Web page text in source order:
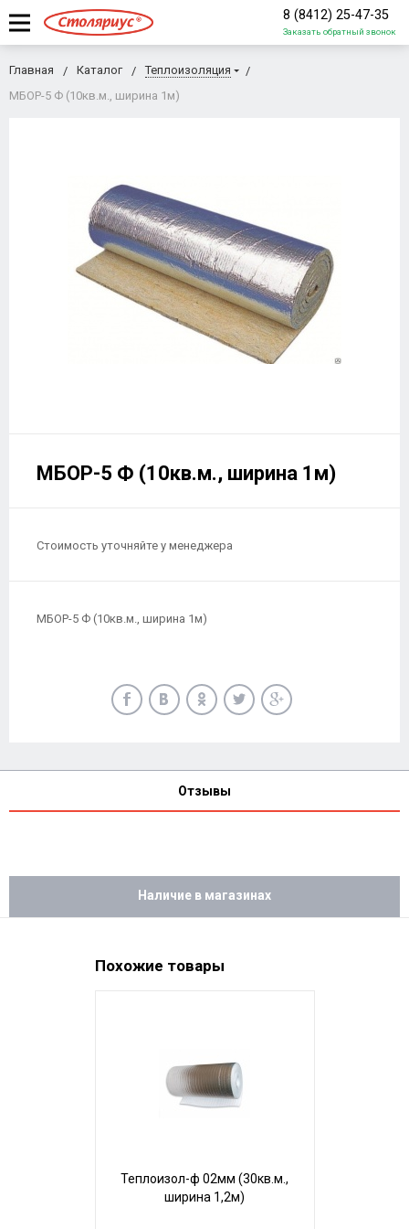
8 (8412) 25-47-35
Заказать обратный звонок
Главная Каталог
Теплоизоляция
МБОР-5 Ф (10кв.м., ширина 1м)
МБОР-5 Ф (10кв.м., ширина 1м)
Стоимость уточняйте у менеджера
МБОР-5 Ф (10кв.м., ширина 1м)
Отзывы
Наличие в магазинах
Похожие товары
Теплоизол-ф 02мм (30кв.м.,
ширина 1,2м)